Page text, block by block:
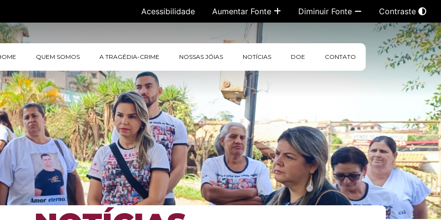
Acessibilidade Aumentar Fonte Diminuir Fonte Contraste
QUEM SOMOS A TRAGÉDIA-CRIME NOSSAS JÓIAS NOTÍCIAS DOE CONTATO